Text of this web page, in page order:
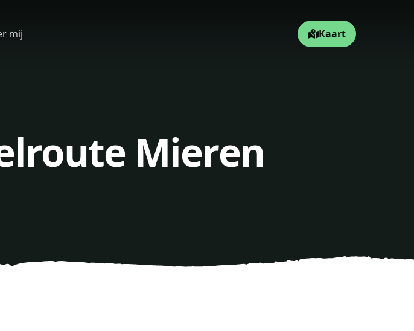
mij Kaart
Mieren